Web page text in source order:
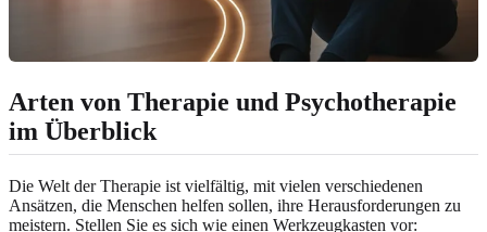
Arten von Therapie und Psychotherapie
im Überblick
Die Welt der Therapie ist vielfältig, mit vielen verschiedenen
Ansätzen, die Menschen helfen sollen, ihre Herausforderungen zu
meistern. Stellen Sie es sich wie einen Werkzeugkasten vor: